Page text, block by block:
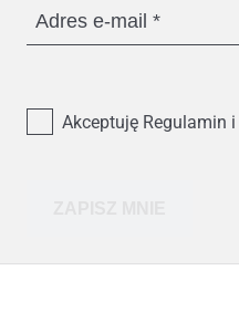
Adres e-mail
Akceptuję Regulamin